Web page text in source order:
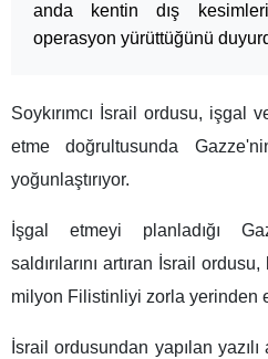
anda kentin dış
operasyon yürüttüğünü
Soykırımcı İsrail ordusu, işgal
etme doğrultusunda
yoğunlaştırıyor.
İşgal etmeyi planladığı
saldırılarını artıran İsrail
milyon Filistinliyi zorla yerinden
İsrail ordusundan yapılan